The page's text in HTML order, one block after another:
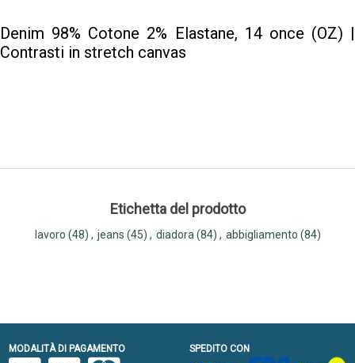
Denim 98% Cotone 2% Elastane, 14 once (OZ) |
Contrasti in stretch canvas
Etichetta del prodotto
lavoro (48) , jeans (45) , diadora (84) , abbigliamento (84)
MODALITÀ DI PAGAMENTO SPEDITO CON